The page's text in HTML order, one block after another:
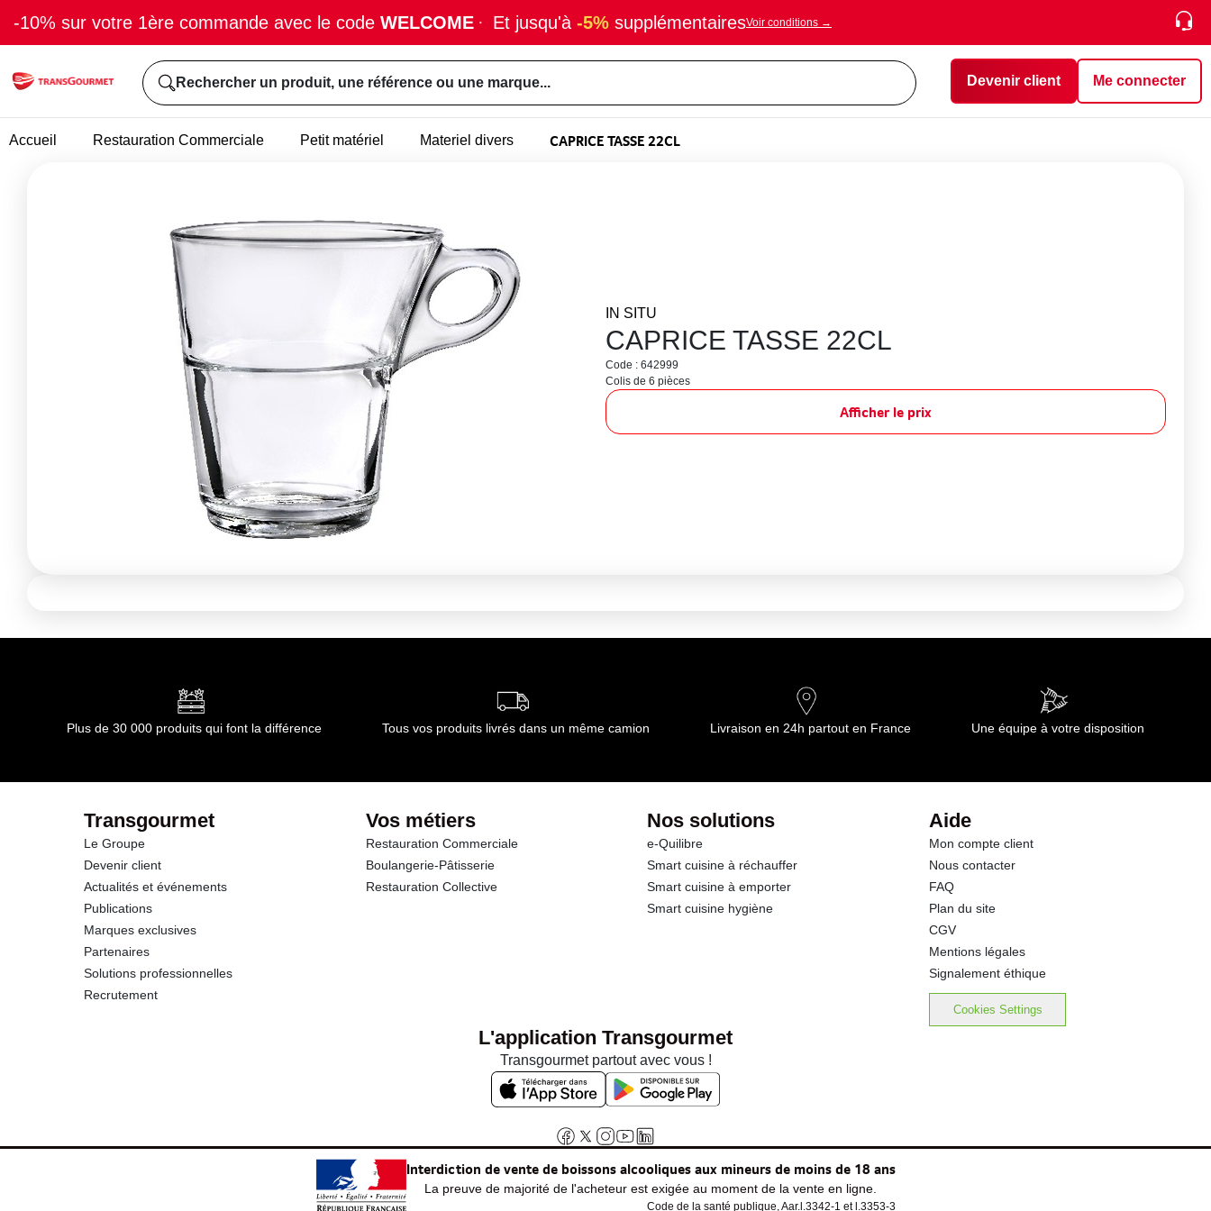
-10% sur votre 1ère commande avec le code WELCOME · Et jusqu'à -5% supplémentairesVoir conditions →
Rechercher un produit, une référence ou une marque... Devenir client Me connecter
Accueil Restauration Commerciale Petit matériel Materiel divers CAPRICE TASSE 22CL
IN SITU
CAPRICE TASSE 22CL
Code : 642999
Colis de 6 pièces
Afficher le prix
Plus de 30 000 produits qui font la différence Tous vos produits livrés dans un même camion Livraison en 24h partout en France Une équipe à votre disposition
Transgourmet
Le Groupe
Devenir client
Actualités et événements
Publications
Marques exclusives
Partenaires
Solutions professionnelles
Recrutement
Vos métiers
Restauration Commerciale
Boulangerie-Pâtisserie
Restauration Collective
Nos solutions
e-Quilibre
Smart cuisine à réchauffer
Smart cuisine à emporter
Smart cuisine hygiène
Aide
Mon compte client
Nous contacter
FAQ
Plan du site
CGV
Mentions légales
Signalement éthique
Cookies Settings
L'application Transgourmet
Transgourmet partout avec vous !
Interdiction de vente de boissons alcooliques aux mineurs de moins de 18 ans
La preuve de majorité de l'acheteur est exigée au moment de la vente en ligne.
Code de la santé publique, Aar.l.3342-1 et l.3353-3